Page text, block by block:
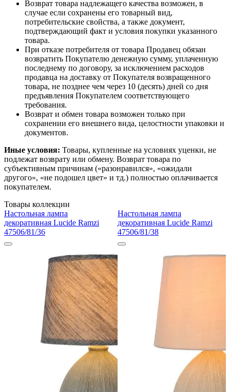
Возврат товара надлежащего качества возможен, в
случае если сохранены его товарный вид,
потребительские свойства, а также документ,
подтверждающий факт и условия покупки указанного
товара.
При отказе потребителя от товара Продавец обязан
возвратить Покупателю денежную сумму, уплаченную
последнему по договору, за исключением расходов
продавца на доставку от Покупателя возвращенного
товара, не позднее чем через 10 (десять) дней со дня
предъявления Покупателем соответствующего
требования.
Возврат и обмен товара возможен только при
сохранении его внешнего вида, целостности упаковки и
документов.
Иные условия: Товары, купленные на условиях уценки, не
подлежат возврату или обмену. Возврат товара по
субъективным причинам («разонравился», «ожидали
другого», «не подошел цвет» и тд.) полностью оплачивается
покупателем.
Товары коллекции
Настольная лампа
декоративная Lucide Ramzi
47506/81/36
Настольная лампа
декоративная Lucide Ramzi
47506/81/38